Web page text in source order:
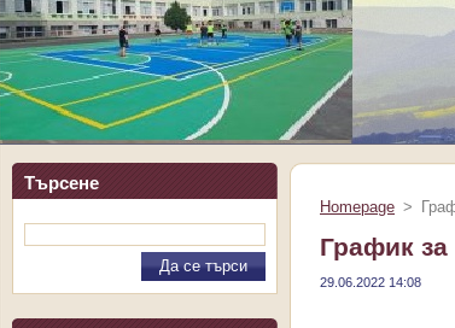
Търсене
Homepage >
График
29.06.2022 14:08